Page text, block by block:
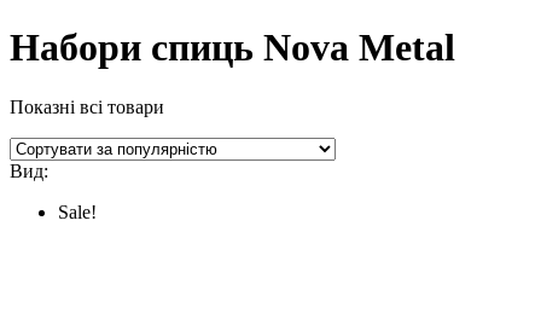
Набори спиць Nova Metal
Показні всі товари
Вид:
Sale!